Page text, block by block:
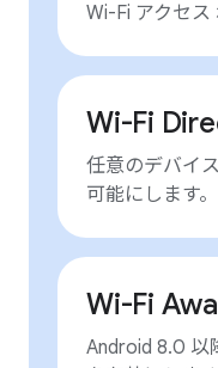
Wi-Fi アクセス
Wi-Fi
任意のデバイ
可能にします。
Wi-Fi
Android 8.0 以